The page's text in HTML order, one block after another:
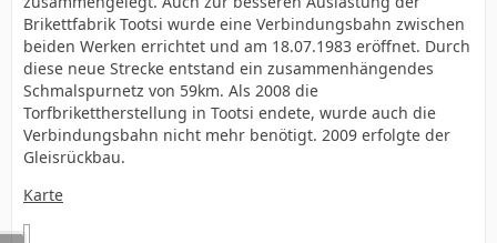
Brikettfabrik Tootsi wurde eine Verbindungsbahn zwischen
beiden Werken errichtet und am 18.07.1983 eröffnet. Durch
diese neue Strecke entstand ein zusammenhängendes
Schmalspurnetz von 59km. Als 2008 die
Torfbrikettherstellung in Tootsi endete, wurde auch die
Verbindungsbahn nicht mehr benötigt. 2009 erfolgte der
Gleisrückbau.
Karte